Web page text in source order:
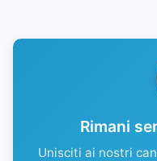
Rimani
Unisciti ai nostri